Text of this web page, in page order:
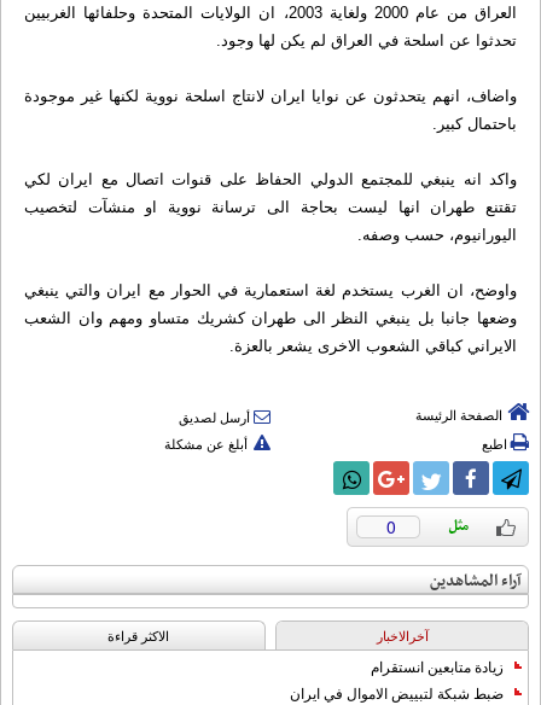
العراق من عام 2000 ولغاية 2003، ان الولايات المتحدة وحلفائها الغربيين
تحدثوا عن اسلحة في العراق لم يكن لها وجود.
واضاف، انهم يتحدثون عن نوايا ايران لانتاج اسلحة نووية لكنها غير موجودة
باحتمال كبير.
واكد انه ينبغي للمجتمع الدولي الحفاظ على قنوات اتصال مع ايران لكي
تقتنع طهران انها ليست بحاجة الى ترسانة نووية او منشآت لتخصيب
اليورانيوم، حسب وصفه.
واوضح، ان الغرب يستخدم لغة استعمارية في الحوار مع ايران والتي ينبغي
وضعها جانبا بل ينبغي النظر الى طهران كشريك متساو ومهم وان الشعب
الايراني كباقي الشعوب الاخرى يشعر بالعزة.
الصفحة الرئيسة
أرسل لصديق
اطبع
أبلغ عن مشكلة
0
آراء المشاهدين
آخرالاخبار الاکثر قراءة
زيادة متابعين انستقرام
ضبط شبكة لتبييض الاموال في ايران